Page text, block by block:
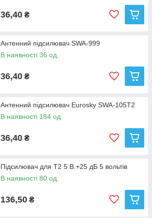
36,40 ₴
Антенний підсилювач SWA-999
В наявності 36 од.
36,40 ₴
Антенний підсилювач Eurosky SWA-105T2
В наявності 184 од.
36,40 ₴
Підсилювач для Т2 5 В.+25 дБ 5 вольтів
В наявності 80 од.
136,50 ₴